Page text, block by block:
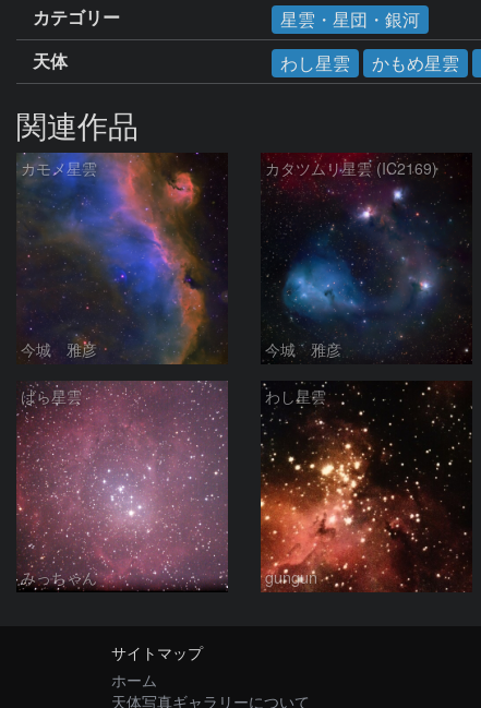
カテゴリー
星雲・星団・銀河
天体
わし星雲 かもめ星雲
関連作品
カモメ星雲
今城 雅彦
カタツムリ星雲 (IC2169)
今城 雅彦
ばら星雲
みっちゃん
わし星雲
gungun
サイトマップ
ホーム
天体写真ギャラリーについて